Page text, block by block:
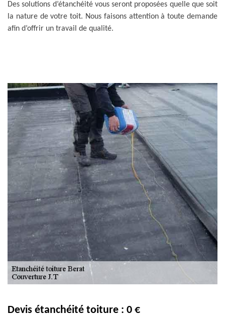
Des solutions d’étanchéité vous seront proposées quelle que soit
la nature de votre toit. Nous faisons attention à toute demande
afin d’offrir un travail de qualité.
Devis étanchéité toiture : 0 €